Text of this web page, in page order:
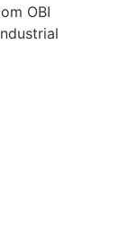
OBI